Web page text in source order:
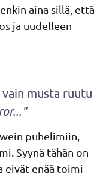
aina sillä, että
ja uudelleen
musta ruutu
puhelimiin,
Syynä tähän on
eivät enää toimi